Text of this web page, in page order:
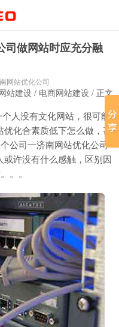
司做网站时应充分融
网站优化公司
站建设 / 电商网站建设 / 正文
人没有文化网站，很可能
优化合素质低下怎么做，甚
公司一济南网站优化公司
许没有什么感触，区别因
。。